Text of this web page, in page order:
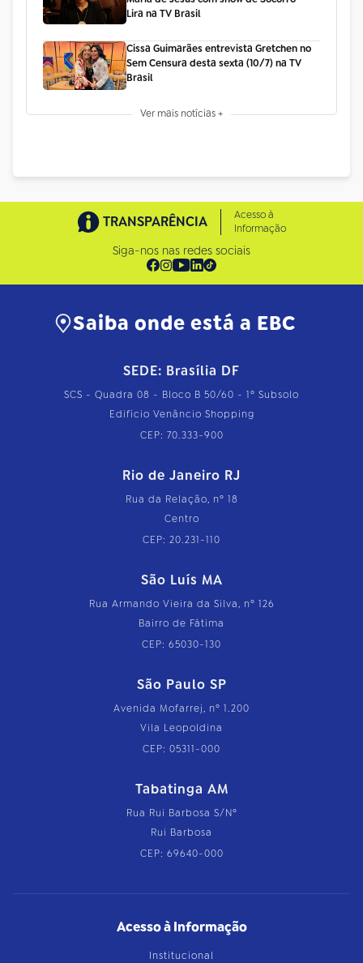
Lira na TV Brasil
Cissa Guimarães entrevista Gretchen no
Sem Censura desta sexta (10/7) na TV
Brasil
Ver mais notícias +
TRANSPARÊNCIA
Acesso à
Informação
Siga-nos nas redes sociais
Saiba onde está a EBC
SEDE: Brasília DF
SCS - Quadra 08 - Bloco B 50/60 - 1º Subsolo
Edifício Venâncio Shopping
CEP: 70.333-900
Rio de Janeiro RJ
Rua da Relação, nº 18
Centro
CEP: 20.231-110
São Luís MA
Rua Armando Vieira da Silva, nº 126
Bairro de Fátima
CEP: 65030-130
São Paulo SP
Avenida Mofarrej, nº 1.200
Vila Leopoldina
CEP: 05311-000
Tabatinga AM
Rua Rui Barbosa S/Nº
Rui Barbosa
CEP: 69640-000
Acesso à Informação
Institucional